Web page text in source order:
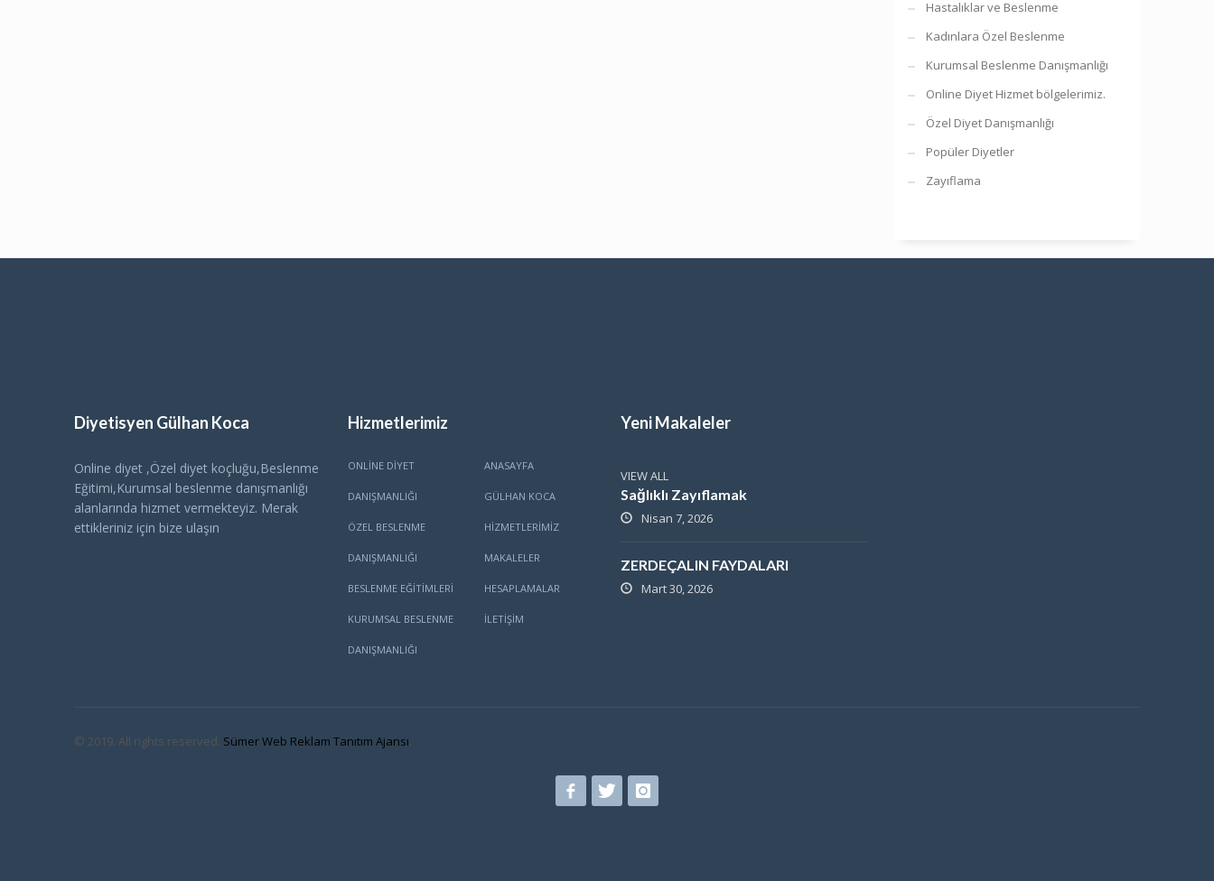
Hastalıklar ve Beslenme
Kadınlara Özel Beslenme
Kurumsal Beslenme Danışmanlığı
Online Diyet Hizmet bölgelerimiz.
Özel Diyet Danışmanlığı
Popüler Diyetler
Zayıflama
Diyetisyen Gülhan Koca
Online diyet ,Özel diyet koçluğu,Beslenme
Eğitimi,Kurumsal beslenme danışmanlığı
alanlarında hizmet vermekteyiz. Merak
ettikleriniz için bize ulaşın
Hizmetlerimiz
ONLINE DIYET
DANIŞMANLIĞI
ÖZEL BESLENME
DANIŞMANLIĞI
BESLENME EĞITIMLERI
KURUMSAL BESLENME
DANIŞMANLIĞI
ANASAYFA
GÜLHAN KOCA
HİZMETLERİMİZ
MAKALELER
HESAPLAMALAR
İLETİŞİM
Yeni Makaleler
VIEW ALL
Sağlıklı Zayıflamak
Nisan 7, 2026
ZERDEÇALIN FAYDALARI
Mart 30, 2026
© 2019. All rights reserved. Sümer Web Reklam Tanıtım Ajansı.